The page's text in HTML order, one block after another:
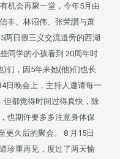
机会再聚一堂，今年5月由
丰、林诏伟、张荣讚与萧
两日假三义交流道旁的西湖
同学的小孩看到 20周年时
)们，因5年来她(他)们也长
日晚会上，主持人邀请每一
但都觉得时间过得真快，除
也期许要多多注意身体保
更久后的聚会。 8 月15日
珍重再见，度过了两天愉